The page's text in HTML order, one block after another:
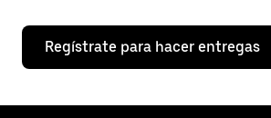
Regístrate para hacer entregas